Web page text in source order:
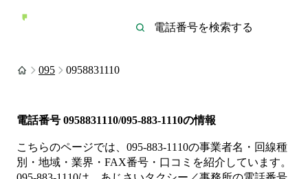
095 0958831110
電話番号 0958831110/095-883-1110の情報
こちらのページでは、 095-883-1110の事業者名・回線種
別・地域・業界・FAX番号・口コミを紹介しています。